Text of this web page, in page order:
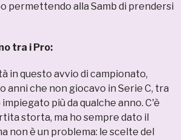
permettendo alla Samb di prendersi
tra i Pro:
in questo avvio di campionato,
anni che non giocavo in Serie C, tra
più da qualche anno. C'è
storta, ma ho sempre dato il
non è un problema: le scelte del